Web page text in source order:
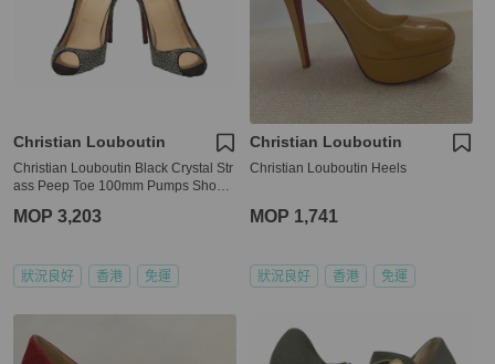
Christian Louboutin
Christian Louboutin Black Crystal Str
ass Peep Toe 100mm Pumps Shoes
MOP 3,203
狀況良好 香港 免運
Christian Louboutin
Christian Louboutin Heels
MOP 1,741
狀況良好 香港 免運